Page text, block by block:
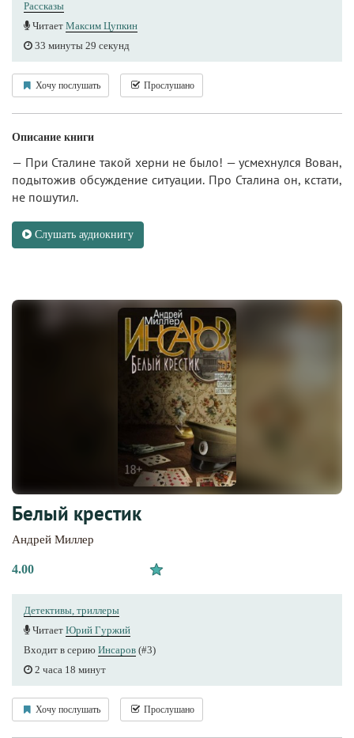
Рассказы
Читает Максим Цупкин
33 минуты 29 секунд
Хочу послушать Прослушано
Описание книги
— При Сталине такой херни не было! — усмехнулся Вован,
подытожив обсуждение ситуации. Про Сталина он, кстати,
не пошутил.
Слушать аудиокнигу
Белый крестик
Андрей Миллер
4.00
Детективы, триллеры
Читает Юрий Гуржий
Входит в серию Инсаров (#3)
2 часа 18 минут
Хочу послушать Прослушано